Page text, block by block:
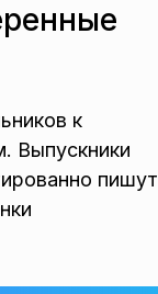
к
Выпускники
пишут